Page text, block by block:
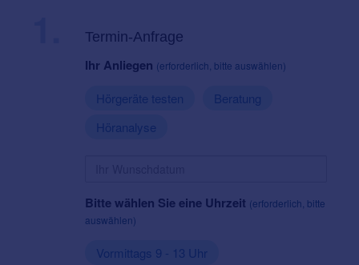
Termin-Anfrage
Ihr Anliegen (erforderlich, bitte auswählen)
Hörgeräte testen
Beratung
Höranalyse
Bitte wählen Sie eine Uhrzeit (erforderlich, bitte
auswählen)
Vormittags 9 - 13 Uhr